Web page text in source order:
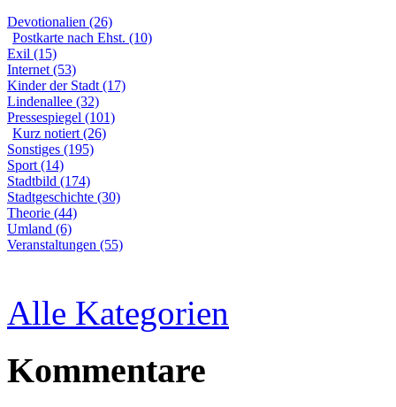
Devotionalien (26)
Postkarte nach Ehst. (10)
Exil (15)
Internet (53)
Kinder der Stadt (17)
Lindenallee (32)
Pressespiegel (101)
Kurz notiert (26)
Sonstiges (195)
Sport (14)
Stadtbild (174)
Stadtgeschichte (30)
Theorie (44)
Umland (6)
Veranstaltungen (55)
Alle Kategorien
Kommentare